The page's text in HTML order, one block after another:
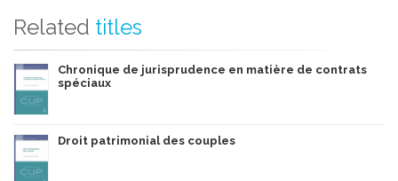
Related titles
Chronique de jurisprudence en matière de contrats
spéciaux
Droit patrimonial des couples